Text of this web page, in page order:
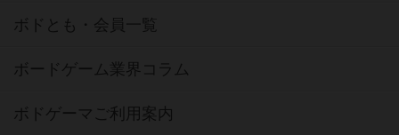
ボドとも・会員一覧
ボードゲーム業界コラム
ボドゲーマご利用案内